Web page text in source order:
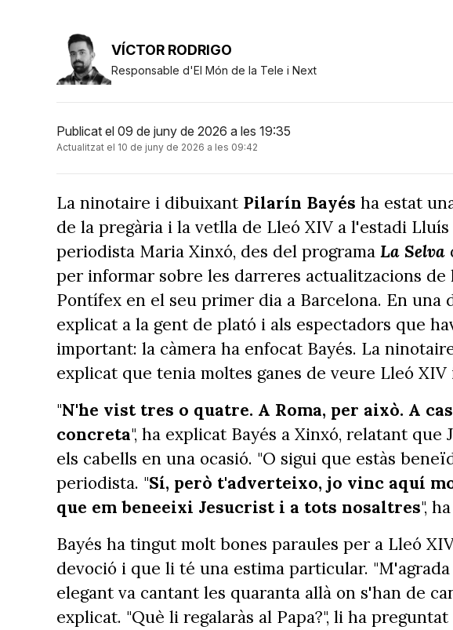
VÍCTOR RODRIGO
Responsable d'El Món de la Tele i Next
Publicat el 09 de juny de 2026 a les 19:35
Actualitzat el 10 de juny de 2026 a les 09:42
La ninotaire i dibuixant Pilarín Bayés ha estat
de la pregària i la vetlla de Lleó XIV a l'estadi
periodista Maria Xinxó, des del programa La Selva
per informar sobre les darreres actualitzacions
Pontífex en el seu primer dia a Barcelona. En una
explicat a la gent de plató i als espectadors que
important: la càmera ha enfocat Bayés. La
explicat que tenia moltes ganes de veure Lleó
"N'he vist tres o quatre. A Roma, per això. A
concreta", ha explicat Bayés a Xinxó, relatant
els cabells en una ocasió. "O sigui que estàs
periodista. "Sí, però t'adverteixo, jo vinc aquí
que em beneeixi Jesucrist i a tots nosaltres",
Bayés ha tingut molt bones paraules per a Lleó
devoció i que li té una estima particular.
elegant va cantant les quaranta allà on s'han de
explicat. "Què li regalaràs al Papa?", li ha